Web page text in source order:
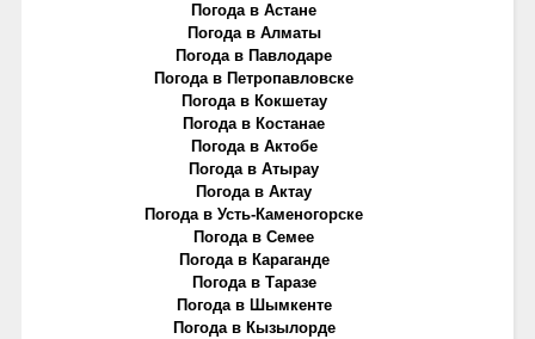
Погода в Астане
Погода в Алматы
Погода в Павлодаре
Погода в Петропавловске
Погода в Кокшетау
Погода в Костанае
Погода в Актобе
Погода в Атырау
Погода в Актау
Погода в Усть-Каменогорске
Погода в Семее
Погода в Караганде
Погода в Таразе
Погода в Шымкенте
Погода в Кызылорде